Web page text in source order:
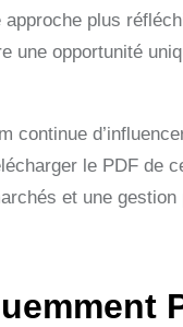
approche plus
une opportunité
continue
le PDF de
et une